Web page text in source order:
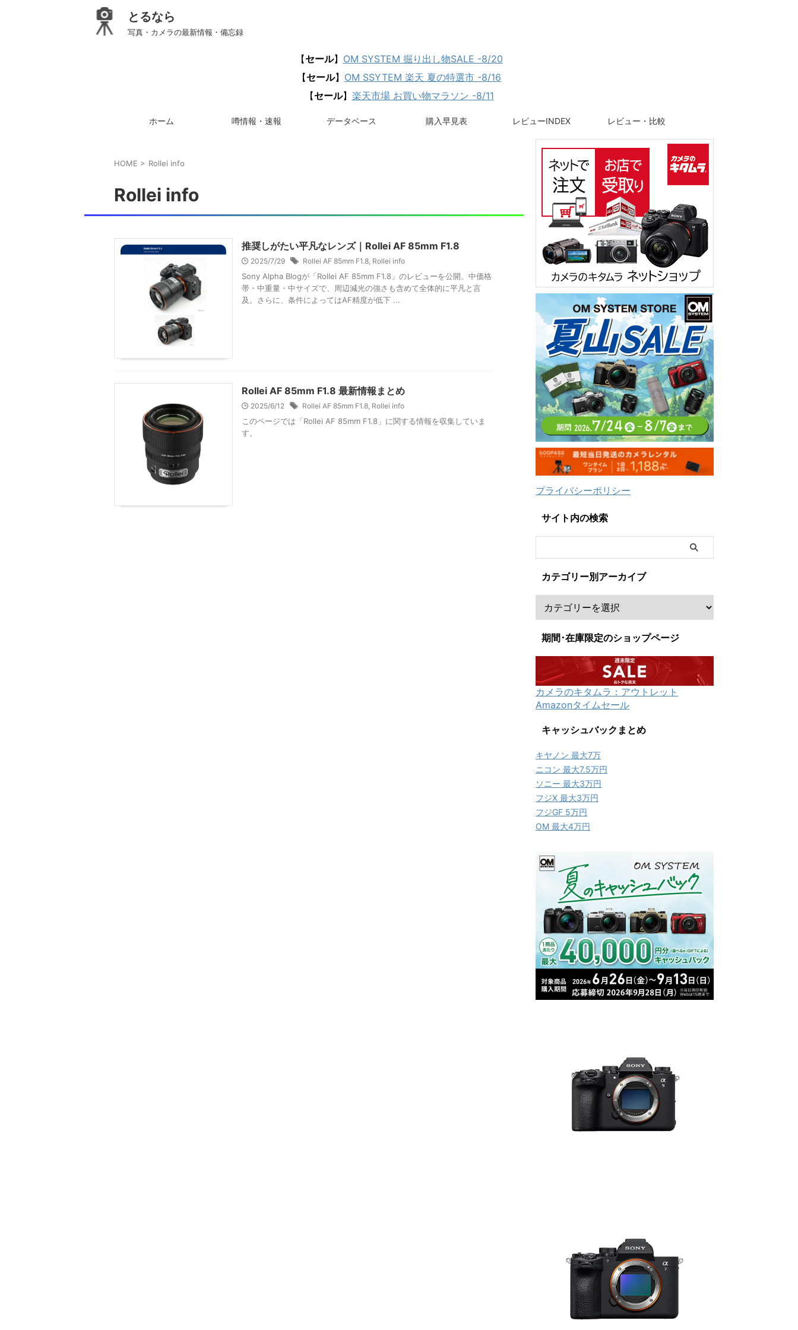
とるなら
写真・カメラの最新情報・備忘録
【セール】 OM SYSTEM 掘り出し物SALE -8/20
【セール】 OM SSYTEM 楽天 夏の特選市 -8/16
【セール】 楽天市場 お買い物マラソン -8/11
ホーム 噂情報・速報 データベース 購入早見表 レビューINDEX レビュー・比較
HOME > Rollei info
Rollei info
推奨しがたい平凡なレンズ｜Rollei AF 85mm F1.8
2025/7/29 Rollei AF 85mm F1.8, Rollei info
Sony Alpha Blogが「Rollei AF 85mm F1.8」のレビューを公開。中価格
帯・中重量・中サイズで、周辺減光の強さも含めて全体的に平凡と言
及。さらに、条件によってはAF精度が低下 ...
Rollei AF 85mm F1.8 最新情報まとめ
2025/6/12 Rollei AF 85mm F1.8 Rollei info
このページでは「Rollei AF 85mm F1.8」に関する情報を収集していま
す。
プライバシーポリシー
サイト内の検索
カテゴリー別アーカイブ
期間･在庫限定のショップページ
カメラのキタムラ：アウトレット
Amazonタイムセール
キャッシュバックまとめ
キヤノン 最大7万
ニコン 最大7.5万円
ソニー 最大3万円
フジX 最大3万円
フジGF 5万円
OM 最大4万円